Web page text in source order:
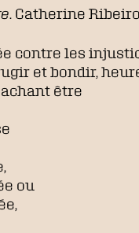
. Catherine
contre les
et bondir,
être
ou